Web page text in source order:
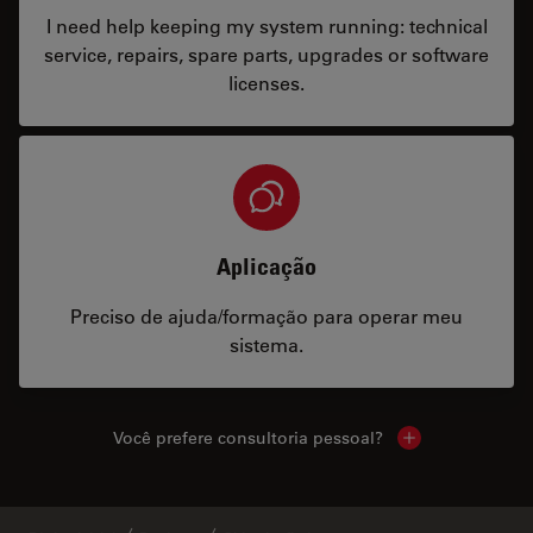
I need help keeping my system running: technical
service, repairs, spare parts, upgrades or software
licenses.
Aplicação
Preciso de ajuda/formação para operar meu
sistema.
Você prefere consultoria pessoal? Show local